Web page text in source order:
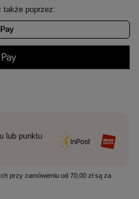
także poprzez:
lub punktu
przy zamówieniu od 70,00 zł są za